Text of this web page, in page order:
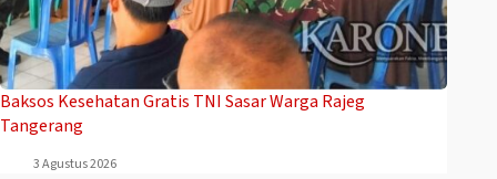
Baksos Kesehatan Gratis TNI Sasar Warga Rajeg
Tangerang
3 Agustus 2026